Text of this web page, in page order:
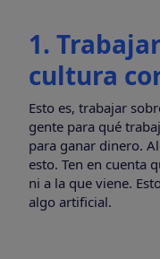
1.
cultura
Esto es, trabajar
gente para qué
para ganar dinero.
esto. Ten en cuenta
ni a la que viene.
algo artificial.